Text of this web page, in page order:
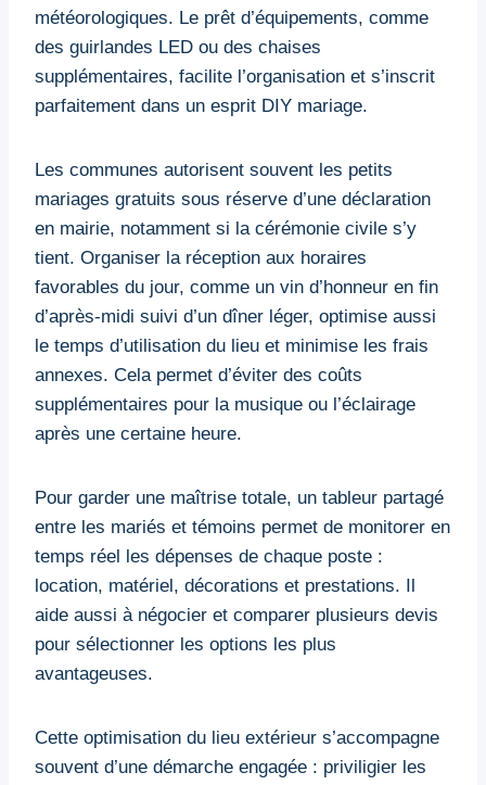
météorologiques. Le prêt d’équipements, comme
des guirlandes LED ou des chaises
supplémentaires, facilite l’organisation et s’inscrit
parfaitement dans un esprit DIY mariage.
Les communes autorisent souvent les petits
mariages gratuits sous réserve d’une déclaration
en mairie, notamment si la cérémonie civile s’y
tient. Organiser la réception aux horaires
favorables du jour, comme un vin d’honneur en fin
d’après-midi suivi d’un dîner léger, optimise aussi
le temps d’utilisation du lieu et minimise les frais
annexes. Cela permet d’éviter des coûts
supplémentaires pour la musique ou l’éclairage
après une certaine heure.
Pour garder une maîtrise totale, un tableur partagé
entre les mariés et témoins permet de monitorer en
temps réel les dépenses de chaque poste :
location, matériel, décorations et prestations. Il
aide aussi à négocier et comparer plusieurs devis
pour sélectionner les options les plus
avantageuses.
Cette optimisation du lieu extérieur s’accompagne
souvent d’une démarche engagée : priviligier les